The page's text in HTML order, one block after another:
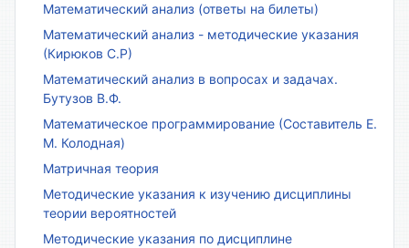
Математический анализ (ответы на билеты)
Математический анализ - методические указания
(Кирюков С.Р)
Математический анализ в вопросах и задачах.
Бутузов В.Ф.
Математическое программирование (Составитель Е.
М. Колодная)
Матричная теория
Методические указания к изучению дисциплины
теории вероятностей
Методические указания по дисциплине